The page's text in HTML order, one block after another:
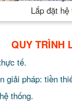
Lắp đặt
QUY TRÌNH
tế.
giải pháp: tiền
thống.